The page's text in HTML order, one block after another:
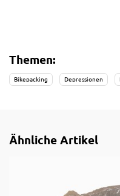
Themen:
Bikepacking Depressionen
Ähnliche Artikel